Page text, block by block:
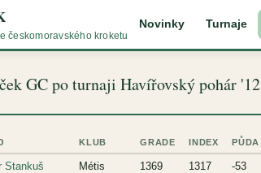
českomoravského kroketu
Novinky Turnaje
GC po turnaji Havířovský pohár '12
KLUB GRADE INDEX PŮDA
Stankuš Métis 1369 1317 -53